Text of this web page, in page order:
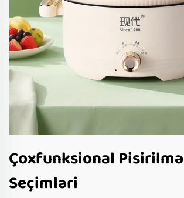
Çoxfunksional Pisirilmə
Seçimləri